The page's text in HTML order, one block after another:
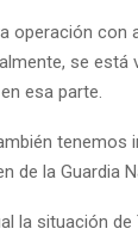
operación con
se está
esa parte.
tenemos
de la Guardia
la situación